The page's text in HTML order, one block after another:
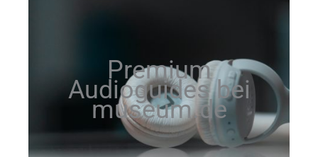
Premium
Audioguides bei
museum.de